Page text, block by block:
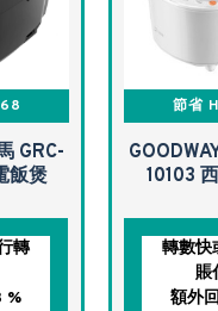
GRC-
飯煲
轉
%
節省
10103
轉數快
賬
額外